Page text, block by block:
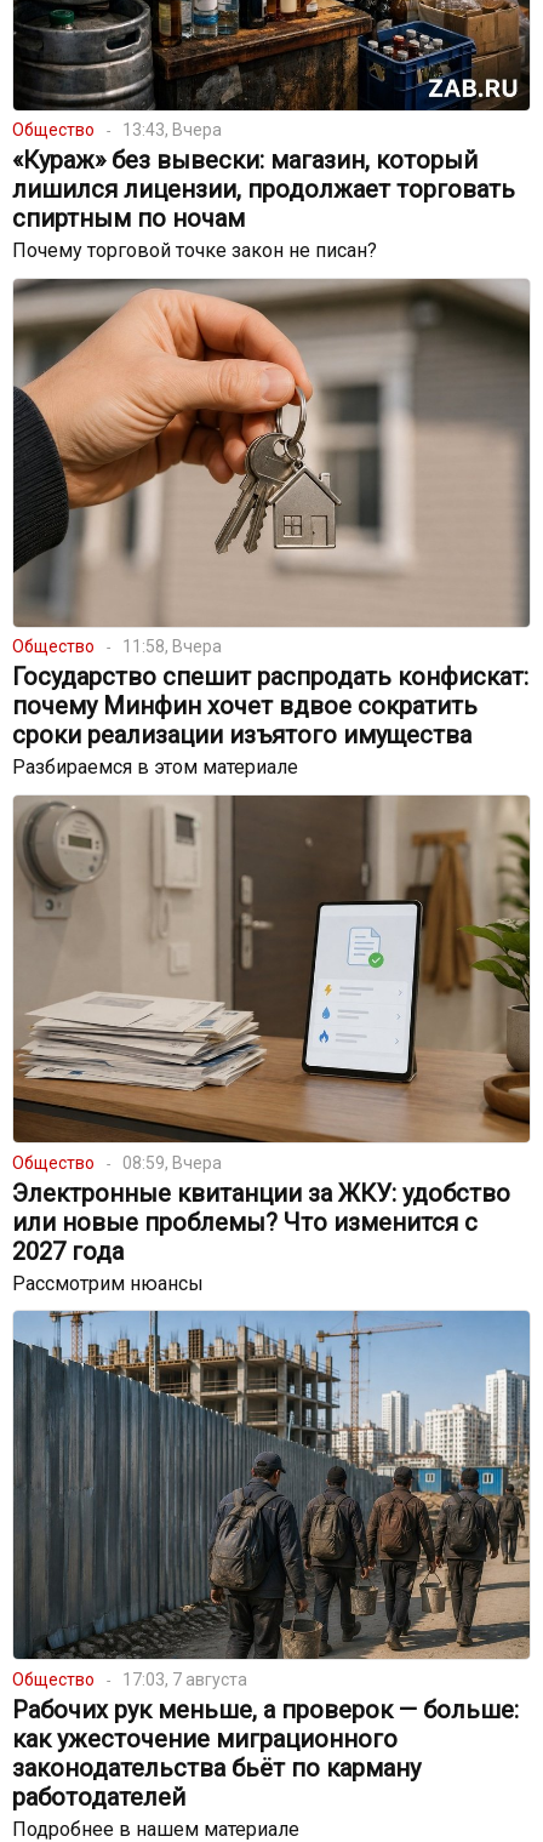
Общество 13:43, Вчера
«Кураж» без вывески: магазин, который
лишился лицензии, продолжает торговать
спиртным по ночам
Почему торговой точке закон не писан?
Общество 11:58, Вчера
Государство спешит распродать конфискат:
почему Минфин хочет вдвое сократить
сроки реализации изъятого имущества
Разбираемся в этом материале
Общество 08:59, Вчера
Электронные квитанции за ЖКУ: удобство
или новые проблемы? Что изменится с
2027 года
Рассмотрим нюансы
Общество 17:03, 7 августа
Рабочих рук меньше, а проверок — больше:
как ужесточение миграционного
законодательства бьёт по карману
работодателей
Подробнее в нашем материале